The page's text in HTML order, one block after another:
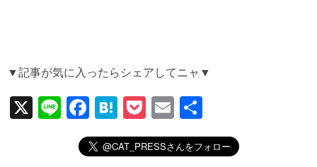
▼記事が気に入ったらシェアしてニャ▼
X
Li
F
a
c
H
at
e
P
o
ck
E
m
ail
有